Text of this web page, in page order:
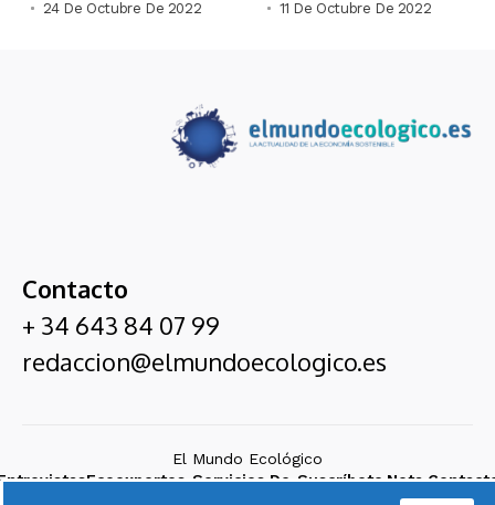
24 De Octubre De 2022
11 De Octubre De 2022
Contacto
+ 34 643 84 07 99
redaccion@elmundoecologico.es
El Mundo Ecológico
Ecoexpertos Servicios De Suscríbete Nota
Legal